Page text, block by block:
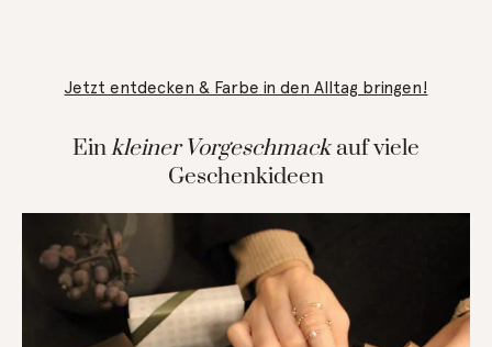
Jetzt entdecken & Farbe in den Alltag bringen!
Einkleiner Vorgeschmackauf viele
Geschenkideen